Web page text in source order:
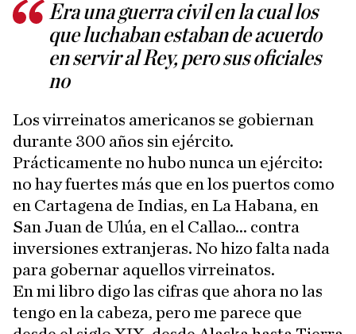
Era una guerra civil en la cual los
que luchaban estaban de acuerdo
en servir al Rey, pero sus oficiales
no
Los virreinatos americanos se gobiernan
durante 300 años sin ejército.
Prácticamente no hubo nunca un ejército:
no hay fuertes más que en los puertos como
en Cartagena de Indias, en La Habana, en
San Juan de Ulúa, en el Callao... contra
inversiones extranjeras. No hizo falta nada
para gobernar aquellos virreinatos.
En mi libro digo las cifras que ahora no las
tengo en la cabeza, pero me parece que